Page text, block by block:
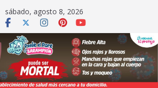
sábado, agosto 8, 2026